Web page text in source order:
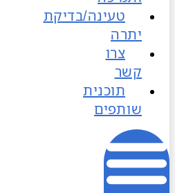
טעינה/בדיקת
יתרה
צרו
קשר
תוכנית
שותפים